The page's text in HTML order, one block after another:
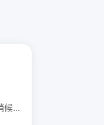
候...